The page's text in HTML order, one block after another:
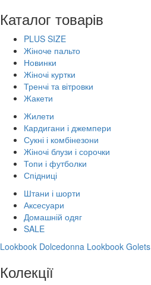
Каталог товарів
PLUS SIZE
Жіноче пальто
Новинки
Жіночі куртки
Тренчі та вітровки
Жакети
Жилети
Кардигани і джемпери
Сукні і комбінезони
Жіночі блузи і сорочки
Топи і футболки
Спідниці
Штани і шорти
Аксесуари
Домашній одяг
SALE
Lookbook Dolcedonna Lookbook Golets
Колекції